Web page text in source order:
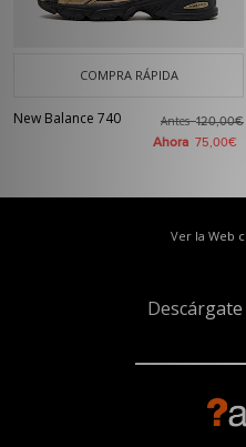
COMPRA RÁPIDA
New Balance 740 Antes120,00€
Ahora 75,00€
Ver la Web